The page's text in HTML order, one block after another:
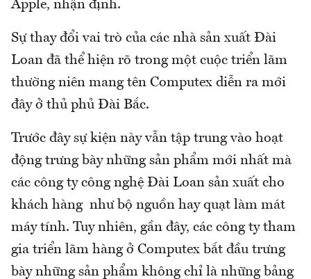
Apple, nhận định.
Sự thay đổi vai trò của các nhà sản xuất Đài
Loan đã thể hiện rõ trong một cuộc triển lãm
thường niên mang tên Computex diễn ra mới
đây ở thủ phủ Đài Bắc.
Trước đây sự kiện này vẫn tập trung vào hoạt
động trưng bày những sản phẩm mới nhất mà
các công ty công nghệ Đài Loan sản xuất cho
khách hàng như bộ nguồn hay quạt làm mát
máy tính. Tuy nhiên, gần đây, các công ty tham
gia triển lãm hàng ở Computex bắt đầu trưng
bày những sản phẩm không chỉ là những bảng